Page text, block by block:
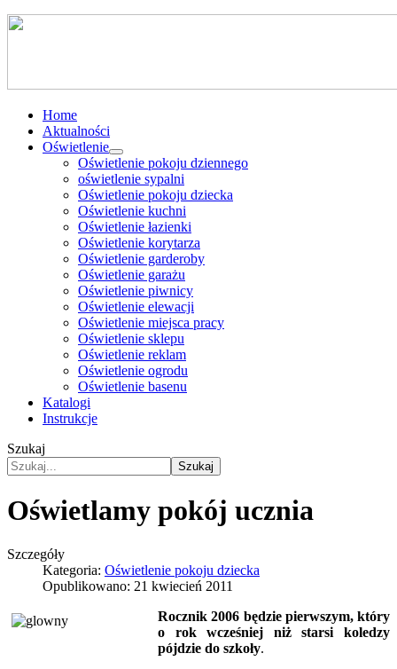
Home
Aktualności
Oświetlenie
Oświetlenie pokoju dziennego
oświetlenie sypalni
Oświetlenie pokoju dziecka
Oświetlenie kuchni
Oświetlenie łazienki
Oświetlenie korytarza
Oświetlenie garderoby
Oświetlenie garażu
Oświetlenie piwnicy
Oświetlenie elewacji
Oświetlenie miejsca pracy
Oświetlenie sklepu
Oświetlenie reklam
Oświetlenie ogrodu
Oświetlenie basenu
Katalogi
Instrukcje
Szukaj
Szukaj
Oświetlamy pokój ucznia
Szczegóły
Kategoria: Oświetlenie pokoju dziecka
Opublikowano: 21 kwiecień 2011
Rocznik 2006 będzie pierwszym, który
o rok wcześniej niż starsi koledzy
pójdzie do szkoły.